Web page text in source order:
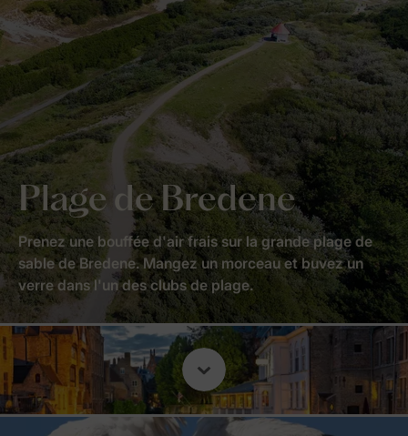
Plage de Bredene
Prenez une bouffée d'air frais sur la grande plage de
sable de Bredene. Mangez un morceau et buvez un
verre dans l'un des clubs de plage.